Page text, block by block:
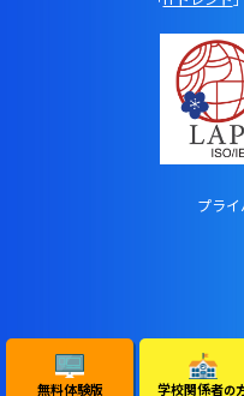
無料体験版 学校関係者の
プラ